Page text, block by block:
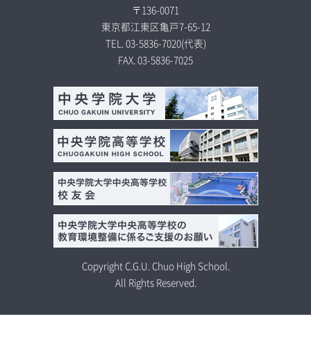
〒136-0071
東京都江東区亀戸7-65-12
TEL. 03-5836-7020(代表)
FAX. 03-5836-7025
Copyright C.G.U. Chuo High School.
All Rights Reserved.